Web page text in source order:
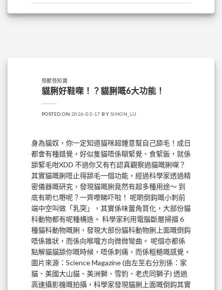
怪獸怪知識
貓脷好鞋㗎！？貓脷嘅6大功能！
POSTED ON 2026-03-17 BY SIMON_LU
身為貓奴，你一定知道貓咪超鍾意幫自己舔毛！成日
都會有種錯覺，好似隻貓唔係瞓緊覺、食緊飯，就係
舔緊毛咁XDD 不過你又有冇認真觀察過貓嘅脷㗎？
其實貓嘅脷唔止得舔毛一個功能，經過科學家透過精
密儀器嘅研究，發現貓嘅脷竟然有超多種用途～ 到
底有啲乜嘢呢？一齊嚟睇吓啦！ 呢啲倒鈎嘅小刺前
端中空叫做「乳突」，其實係味蕾角質化，大部份貓
科動物都有呢種構造。 科學家利用電腦斷層掃描 6
種貓科動物嘅脷，發現大部份貓科動物脷上面嘅倒鈎
唔係錐狀，而係向喉嚨方向微微彎曲。 呢個亦都係
點解貓貓舔你嘅時候，唔係刺痛，而係粗糙嘅感覺。
圖片來源：Science Magazine (由左至右分別係：家
貓、美國大山貓、美洲獅、雪豹、老虎同獅子) 透過
高速攝影機嘅拍攝，科學家發現貓脷上面嘅倒鈎其實